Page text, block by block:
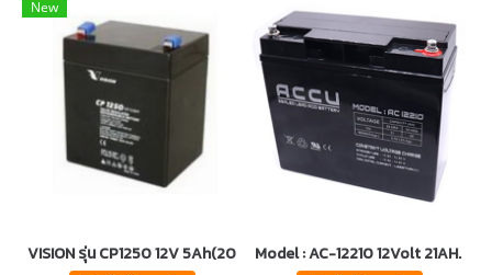
New
VISION รุ่น CP1250 12V 5Ah(20hr) Model : AC-12210 12Volt 21AH. ขั้ว